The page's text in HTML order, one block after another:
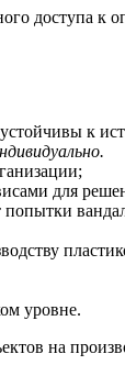
доступа к
к
для
уровне.
на